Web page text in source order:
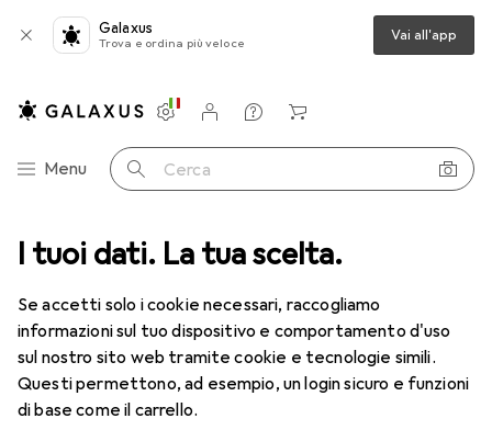
I tuoi dati. La tua scelta.
Se accetti solo i cookie necessari, raccogliamo
informazioni sul tuo dispositivo e comportamento d'uso
sul nostro sito web tramite cookie e tecnologie simili.
Questi permettono, ad esempio, un login sicuro e funzioni
di base come il carrello.
Galaxus
Trova e ordina più veloce Vai all'app
Categoria Navigazione
Menu Cerca
Impostazioni
Conto cliente
Liste di confronto
Liste dei desideri
Carrello
Lenti a contatto Air Optix più HydraGlyde per l'astigmatismo
1 Immagine
Air Optix più HydraGlyde per
EUR
53,58 EUR
8,93/1pz.